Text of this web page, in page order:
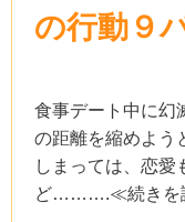
の行動９
食事デート中に幻
の距離を縮めよう
しまっては、恋愛
ど……….≪続きを